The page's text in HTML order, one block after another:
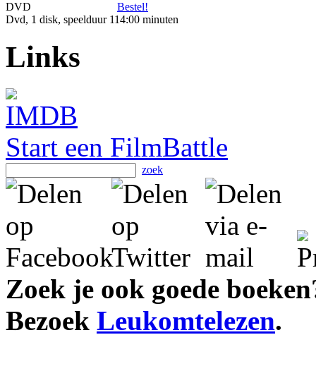
DVD
Bestel!
Dvd, 1 disk, speelduur 114:00 minuten
Links
Start een FilmBattle
zoek
Zoek je ook goede
Bezoek Leukomtelezen.